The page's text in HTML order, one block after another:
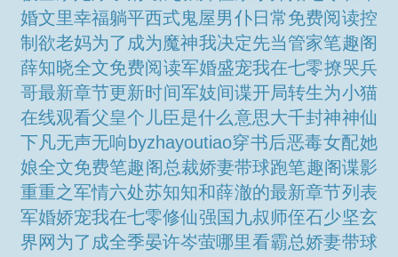
婚文里幸福躺平西式鬼屋男仆日常免费阅读控
制欲老妈为了成为魔神我决定先当管家笔趣阁
薛知晓全文免费阅读军婚盛宠我在七零撩哭兵
哥最新章节更新时间军妓间谍开局转生为小猫
在线观看父皇个儿臣是什么意思大千封神神仙
下凡无声无响byzhayoutiao穿书后恶毒女配她
娘全文免费笔趣阁总裁娇妻带球跑笔趣阁谍影
重重之军情六处苏知知和薛澈的最新章节列表
军婚娇宠我在七零修仙强国 九叔师侄石少坚玄
界网为了成全季晏许岑萤哪里看霸总娇妻带球